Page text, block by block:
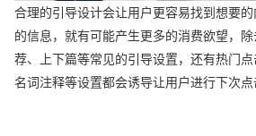
合理的引导设计会让用户更容易找到想要
的信息，就有可能产生更多的消费欲望，
荐、上下篇等常见的引导设置，还有热门点
名词注释等设置都会诱导让用户进行下次点